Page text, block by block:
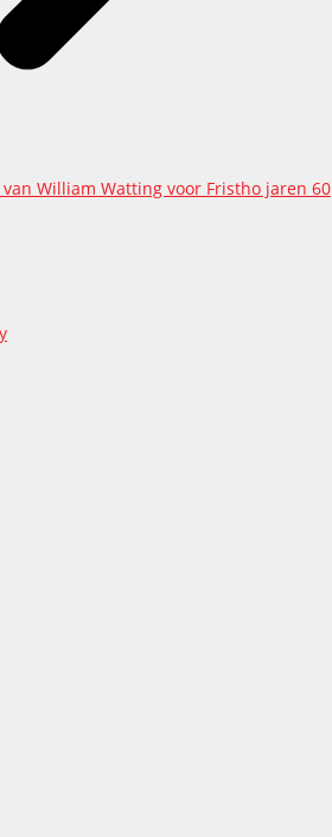
William Watting voor Fristho jaren 60